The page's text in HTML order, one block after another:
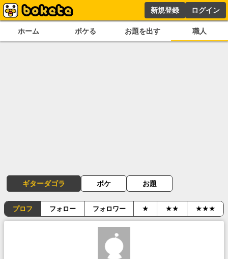
新規登録 ログイン
ホーム ボケる お題を出す 職人
ギターダゴラ ボケ お題
プロフ フォロー フォロワー ★ ★★ ★★★